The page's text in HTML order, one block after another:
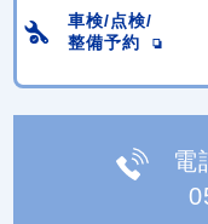
車検/点検/
整備予約
電